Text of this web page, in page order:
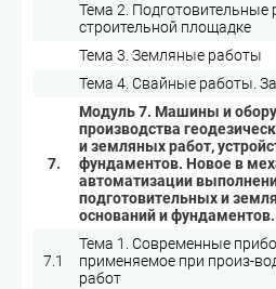
Тема 2. Подготовительные
строительной площадке
Тема 3. Земляные работы
Тема 4. Свайные работы.
7.
Модуль 7. Машины и
производства
и земляных работ,
фундаментов. Новое в
автоматизации
подготовительных и
оснований и фундаментов.
7.1
Тема 1. Современные
применяемое при произ-
работ